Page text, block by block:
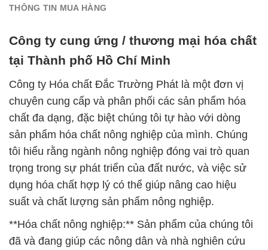
THÔNG TIN MUA HÀNG
Công ty cung ứng / thương mại hóa chất
tại Thành phố Hồ Chí Minh
Công ty Hóa chất Đắc Trường Phát là một đơn vị
chuyên cung cấp và phân phối các sản phẩm hóa
chất đa dạng, đặc biệt chúng tôi tự hào với dòng
sản phẩm hóa chất nông nghiệp của mình. Chúng
tôi hiểu rằng ngành nông nghiệp đóng vai trò quan
trọng trong sự phát triển của đất nước, và việc sử
dụng hóa chất hợp lý có thể giúp nâng cao hiệu
suất và chất lượng sản phẩm nông nghiệp.
**Hóa chất nông nghiệp:** Sản phẩm của chúng tôi
đã và đang giúp các nông dân và nhà nghiên cứu